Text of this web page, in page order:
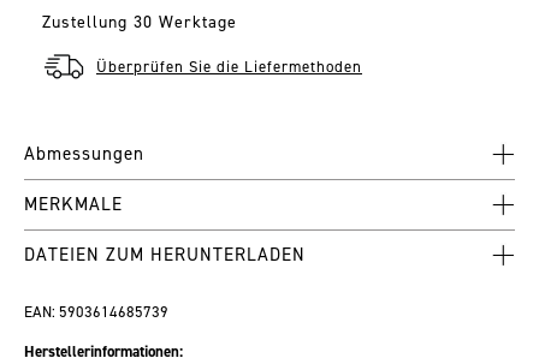
Zustellung 30 Werktage
Überprüfen Sie die Liefermethoden
Abmessungen
MERKMALE
DATEIEN ZUM HERUNTERLADEN
EAN: 5903614685739
Herstellerinformationen: